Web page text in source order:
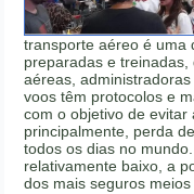
transporte aéreo é uma
preparadas e
aéreas,
voos têm protocolos e
com o objetivo de
principalmente, perda
todos os dias no
relativamente baixo, a
dos mais seguros